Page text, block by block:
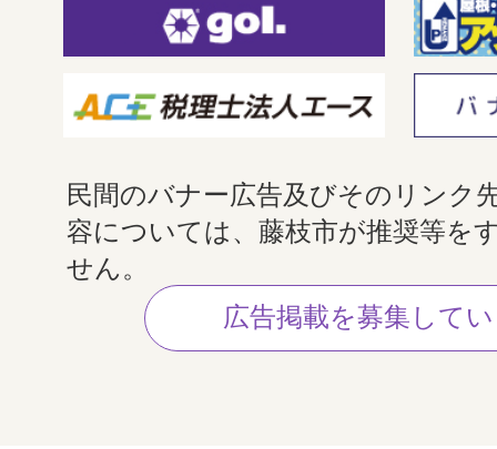
民間のバナー広告及びそのリンク
容については、藤枝市が推奨等を
せん。
広告掲載を募集して